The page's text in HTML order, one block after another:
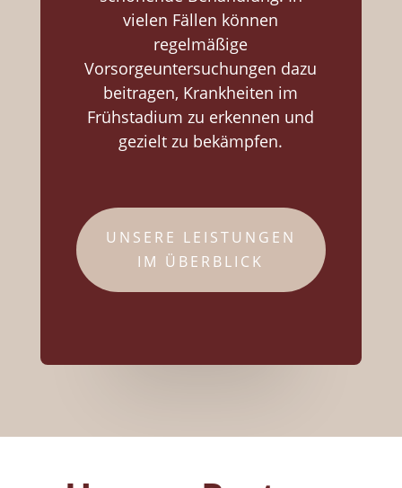
vielen Fällen können
regelmäßige
Vorsorgeuntersuchungen dazu
beitragen, Krankheiten im
Frühstadium zu erkennen und
gezielt zu bekämpfen.
UNSERE LEISTUNGEN
IM ÜBERBLICK